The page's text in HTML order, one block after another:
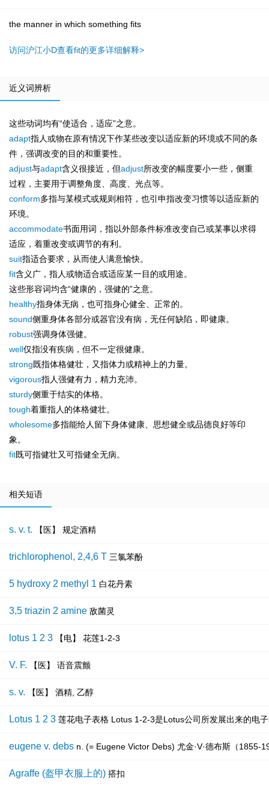
the manner in which something fits
访问沪江小D查看fit的更多详细解释>
近义词辨析
这些动词均有“使适合，适应”之意。
adapt指人或物在原有情况下作某些改变以适应新的环境或不同的条
件，强调改变的目的和重要性。
adjust与adapt含义很接近，但adjust所改变的幅度要小一些，侧重
过程，主要用于调整角度、高度、光点等。
conform多指与某模式或规则相符，也引申指改变习惯等以适应新的
环境。
accommodate书面用词，指以外部条件标准改变自己或某事以求得
适应，着重改变或调节的有利。
suit指适合要求，从而使人满意愉快。
fit含义广，指人或物适合或适应某一目的或用途。
这些形容词均含“健康的，强健的”之意。
healthy指身体无病，也可指身心健全、正常的。
sound侧重身体各部分或器官没有病，无任何缺陷，即健康。
robust强调身体强健。
well仅指没有疾病，但不一定很健康。
strong既指体格健壮，又指体力或精神上的力量。
vigorous指人强健有力，精力充沛。
sturdy侧重于结实的体格。
tough着重指人的体格健壮。
wholesome多指能给人留下身体健康、思想健全或品德良好等印
象。
fit既可指健壮又可指健全无病。
相关短语
s. v. t. 【医】 规定酒精
trichlorophenol, 2,4,6 T 三氯苯酚
5 hydroxy 2 methyl 1 白花丹素
3,5 triazin 2 amine 敌菌灵
lotus 1 2 3 【电】 花莲1-2-3
V. F. 【医】 语音震颤
s. v. 【医】 酒精, 乙醇
Lotus 1 2 3 莲花电子表格 Lotus 1-2-3是Lotus公司所发展出来的电
eugene v. debs n. (= Eugene Victor Debs) 尤金·V·德布斯（1855-
Agraffe (盔甲衣服上的) 搭扣